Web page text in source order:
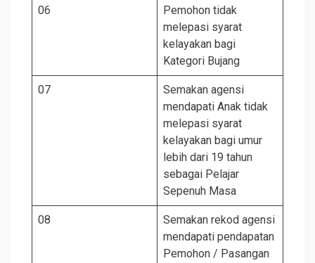
06
Pemohon tidak
melepasi syarat
kelayakan bagi
Kategori Bujang
07
Semakan agensi
mendapati Anak tidak
melepasi syarat
kelayakan bagi umur
lebih dari 19 tahun
sebagai Pelajar
Sepenuh Masa
08
Semakan rekod agensi
mendapati pendapatan
Pemohon / Pasangan